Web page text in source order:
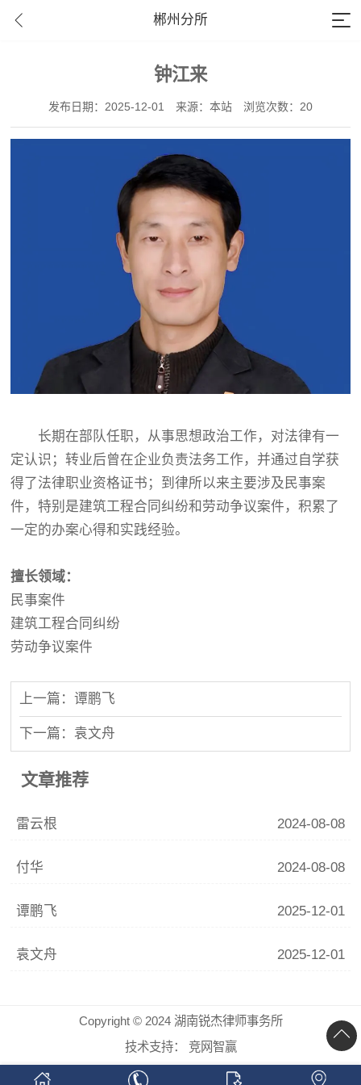
郴州分所
钟江来
发布日期：2025-12-01 来源：本站 浏览次数：20
长期在部队任职，从事思想政治工作，对法律有一
定认识；转业后曾在企业负责法务工作，并通过自学获
得了法律职业资格证书；到律所以来主要涉及民事案
件，特别是建筑工程合同纠纷和劳动争议案件，积累了
一定的办案心得和实践经验。
擅长领域：
民事案件
建筑工程合同纠纷
劳动争议案件
上一篇：谭鹏飞
下一篇：袁文舟
文章推荐
雷云根 2024-08-08
付华 2024-08-08
谭鹏飞 2025-12-01
袁文舟 2025-12-01
Copyright © 2024 湖南锐杰律师事务所
技术支持：
竞网智赢